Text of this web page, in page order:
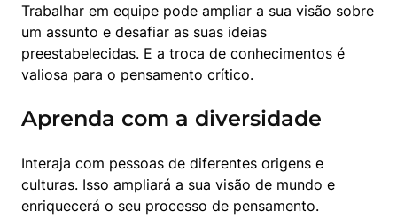
Trabalhar em equipe pode ampliar a sua visão sobre
um assunto e desafiar as suas ideias
preestabelecidas. E a troca de conhecimentos é
valiosa para o pensamento crítico.
Aprenda com a diversidade
Interaja com pessoas de diferentes origens e
culturas. Isso ampliará a sua visão de mundo e
enriquecerá o seu processo de pensamento.